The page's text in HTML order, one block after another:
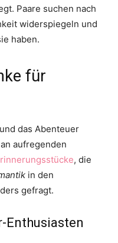
Paare suchen nach
widerspiegeln und
haben.
für
das Abenteuer
aufregenden
, die
in den
gefragt.
Enthusiasten